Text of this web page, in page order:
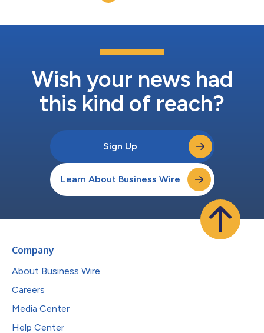
Wish your news had
this kind of reach?
Sign Up
Learn About Business Wire
Company
About Business Wire
Careers
Media Center
Help Center